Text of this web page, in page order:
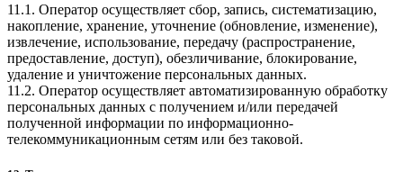
11.1. Оператор осуществляет сбор, запись, систематизацию,
накопление, хранение, уточнение (обновление, изменение),
извлечение, использование, передачу (распространение,
предоставление, доступ), обезличивание, блокирование,
удаление и уничтожение персональных данных.
11.2. Оператор осуществляет автоматизированную обработку
персональных данных с получением и/или передачей
полученной информации по информационно-
телекоммуникационным сетям или без таковой.